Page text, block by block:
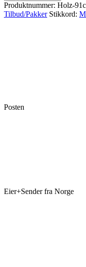
Produktnummer: Holz-
Tilbud/Pakker Stikkord:
Posten
Eier+Sender fra Norge